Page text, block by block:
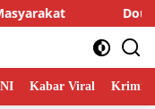
Persiapan Jelang
Kabar Viral